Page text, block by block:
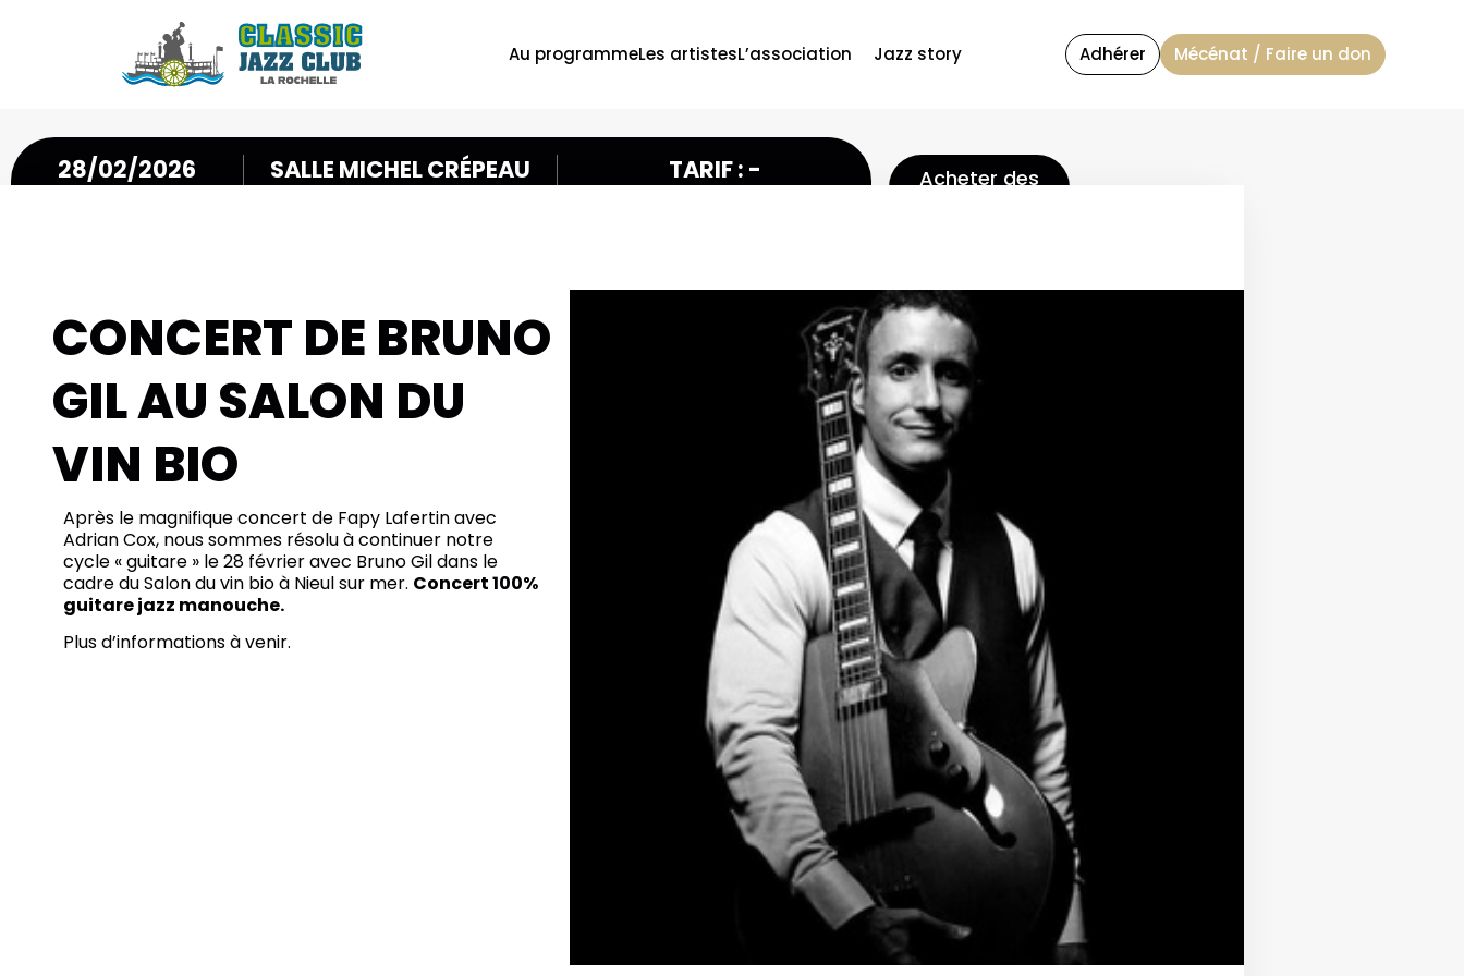
Au programmeLes artistesL’association Jazz story Adhérer Mécénat / Faire un don
28/02/2026 SALLE MICHEL CRÉPEAU TARIF : -
Acheter des
CONCERT DE BRUNO
GIL AU SALON DU
VIN BIO
Après le magnifique concert de Fapy Lafertin avec
Adrian Cox, nous sommes résolu à continuer notre
cycle « guitare » le 28 février avec Bruno Gil dans le
cadre du Salon du vin bio à Nieul sur mer. Concert 100%
guitare jazz manouche.
Plus d’informations à venir.